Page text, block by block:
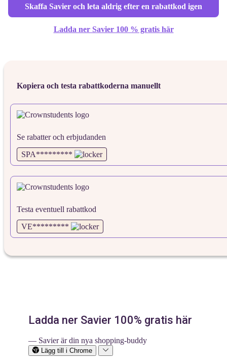
Skaffa Savier och leta aldrig efter en rabattkod igen
Ladda ner Savier 100 % gratis här
Kopiera och testa rabattkoderna manuellt
Se rabatter och erbjudanden
SPA*********
Testa eventuell rabattkod
VE*********
Ladda ner Savier 100% gratis här
— Savier är din nya shopping-buddy
Lägg till i Chrome